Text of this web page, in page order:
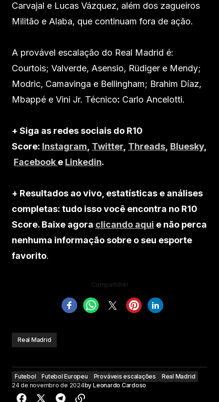
Carvajal e Lucas Vázquez, além dos zagueiros
Militão e Alaba, que continuam fora de ação.
A provável escalação do Real Madrid é:
Courtois; Valverde, Asensio, Rüdiger e Mendy;
Modric, Camavinga e Bellingham; Brahim Díaz,
Mbappé e Vini Jr. Técnico: Carlo Ancelotti.
+ Siga as redes sociais do R10
Score: Instagram Twitter Threads Bluesky,
Facebook e Linkedin.
+ Resultados ao vivo, estatísticas e análises
completas: tudo isso você encontra no R10
Score. Baixe agora clicando aqui e não perca
nenhuma informação sobre o seu esporte
favorito.
Compartilhe!
Real Madrid
Futebol Futebol Europeu Prováveis escalações
Real Madrid
24 de novembro de 2024by Leonardo Cardoso